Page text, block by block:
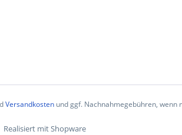
Versandkosten und ggf. Nachnahmegebühren, wenn
Realisiert mit Shopware